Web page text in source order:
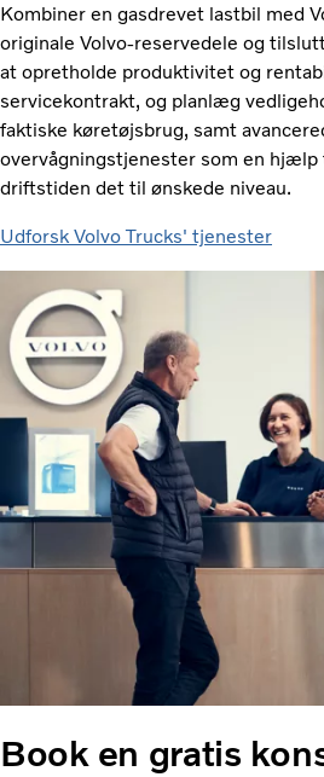
Kombiner en gasdrevet lastbil med
originale Volvo-reservedele og
at opretholde produktivitet og
servicekontrakt, og planlæg
faktiske køretøjsbrug, samt
overvågningstjenester som en
driftstiden det til ønskede niveau.
Udforsk Volvo Trucks' tjenester
Book en gratis